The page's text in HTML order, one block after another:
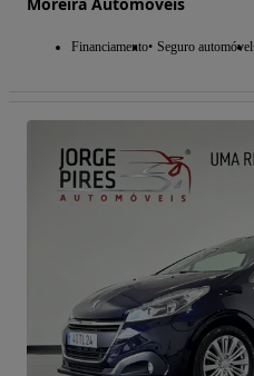
Moreira Automoveis
Financiamento Seguro automóvel